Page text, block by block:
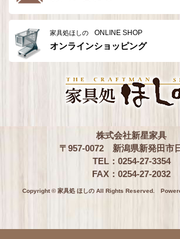
家具処ほしの ONLINE SHOP
オンラインショッピング
株式会社新星家具
〒957-0072 新潟県新発田市
TEL：0254-27-3354
FAX：0254-27-2032
Copyright © 家具処 ほしの All Rights Reserved.